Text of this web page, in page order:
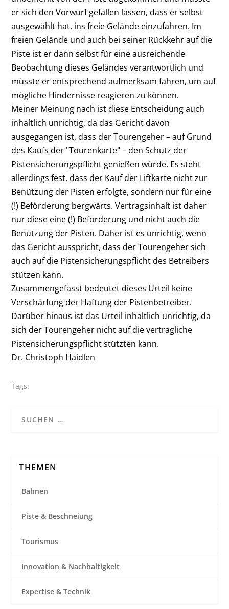
er sich den Vorwurf gefallen lassen, dass er selbst
ausgewählt hat, ins freie Gelände einzufahren. Im
freien Gelände und auch bei seiner Rückkehr auf die
Piste ist er dann selbst für eine ausreichende
Beobachtung dieses Geländes verantwortlich und
müsste er entsprechend aufmerksam fahren, um auf
mögliche Hindernisse reagieren zu können.
Meiner Meinung nach ist diese Entscheidung auch
inhaltlich unrichtig, da das Gericht davon
ausgegangen ist, dass der Tourengeher – auf Grund
des Kaufs der "Tourenkarte" – den Schutz der
Pistensicherungspflicht genießen würde. Es steht
allerdings fest, dass der Kauf der Liftkarte nicht zur
Benützung der Pisten erfolgte, sondern nur für eine
(!) Beförderung bergwärts. Vertragsinhalt ist daher
nur diese eine (!) Beförderung und nicht auch die
Benutzung der Pisten. Daher ist es unrichtig, wenn
das Gericht ausspricht, dass der Tourengeher sich
auch auf die Pistensicherungspflicht des Betreibers
stützen kann.
Zusammengefasst bedeutet dieses Urteil keine
Verschärfung der Haftung der Pistenbetreiber.
Darüber hinaus ist das Urteil inhaltlich unrichtig, da
sich der Tourengeher nicht auf die vertragliche
Pistensicherungspflicht stützten kann.
Dr. Christoph Haidlen
Tags:
THEMEN
Bahnen
Piste & Beschneiung
Tourismus
Innovation & Nachhaltigkeit
Expertise & Technik